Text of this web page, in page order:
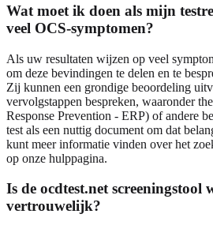
Wat moet ik doen als mijn
veel OCS-symptomen?
Als uw resultaten wijzen op veel
om deze bevindingen te delen en te
Zij kunnen een grondige beoordeling
vervolgstappen bespreken, waaronder
Response Prevention - ERP) of andere
test als een nuttig document om dat
kunt meer informatie vinden over het
op onze hulppagina.
Is de ocdtest.net screeningstool
vertrouwelijk?